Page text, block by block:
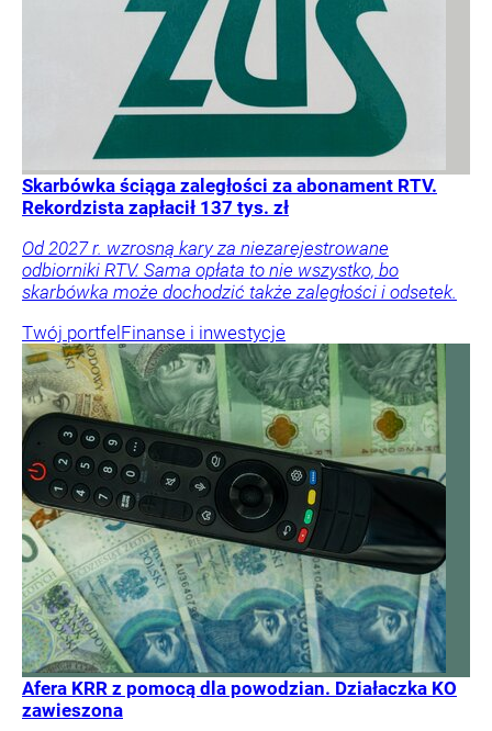
Skarbówka ściąga zaległości za abonament RTV.
Rekordzista zapłacił 137 tys. zł
Od 2027 r. wzrosną kary za niezarejestrowane
odbiorniki RTV. Sama opłata to nie wszystko, bo
skarbówka może dochodzić także zaległości i odsetek.
Twój portfelFinanse i inwestycje
Afera KRR z pomocą dla powodzian. Działaczka KO
zawieszona